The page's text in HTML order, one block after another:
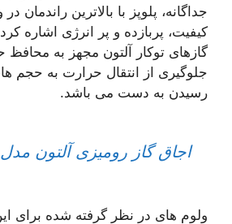
کیفیت، پربازده و پر انرژی اشاره کرد.
گازهای توکار آلتون مجهز به محافظ
جلوگیری از انتقال حرارت به حجم های
رسیدن به دست می باشد.
اجاق گاز رومیزی آلتون مدل IS516
ولوم های در نظر گرفته شده برای این